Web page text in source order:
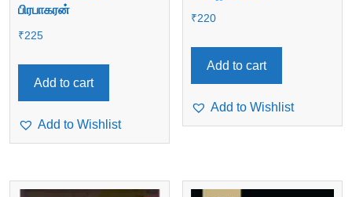
பிரபாகரன்
₹225
Add to cart
Add to Wishlist
₹220
Add to cart
Add to Wishlist